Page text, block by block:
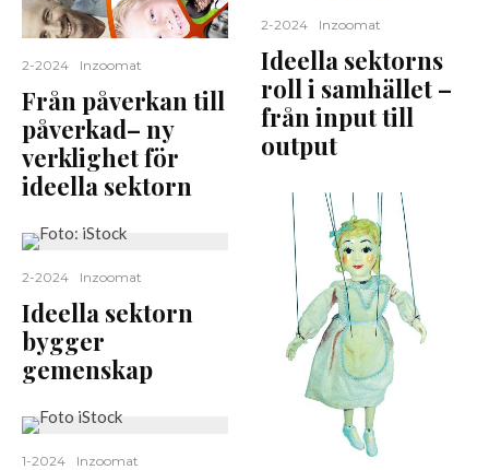
2-2024 Inzoomat
Från påverkan till
påverkad– ny
verklighet för
ideella sektorn
2-2024 Inzoomat
Ideella sektorn
bygger
gemenskap
1-2024 Inzoomat
2-2024 Inzoomat
Ideella sektorns
roll i samhället –
från input till
output